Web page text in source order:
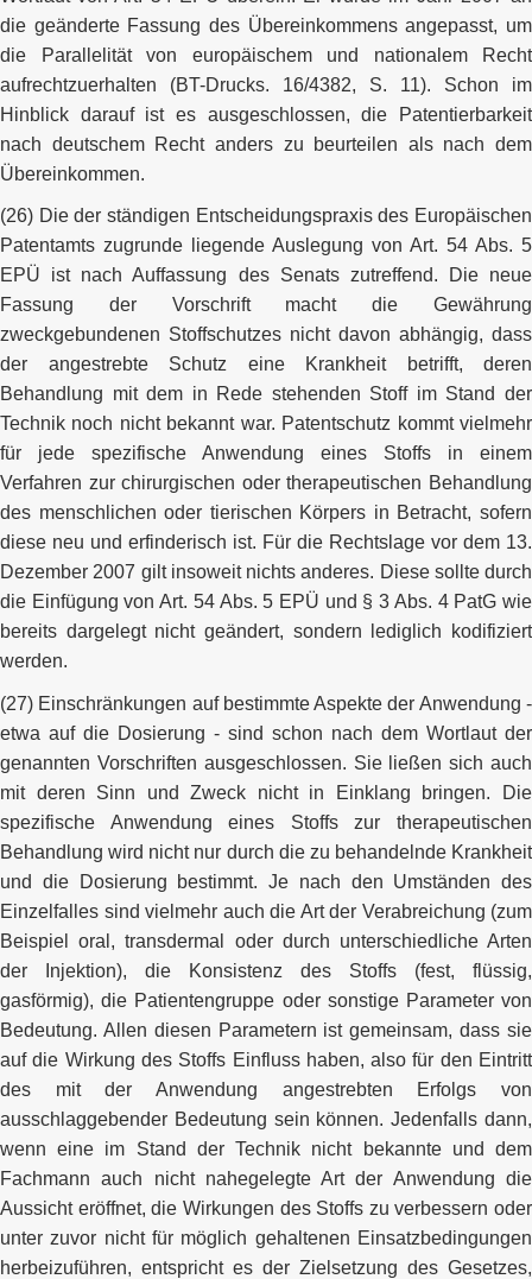
die geänderte Fassung des Übereinkommens angepasst, um
die Parallelität von europäischem und nationalem Recht
aufrechtzuerhalten (BT-Drucks. 16/4382, S. 11). Schon im
Hinblick darauf ist es ausgeschlossen, die Patentierbarkeit
nach deutschem Recht anders zu beurteilen als nach dem
Übereinkommen.
(26) Die der ständigen Entscheidungspraxis des Europäischen
Patentamts zugrunde liegende Auslegung von Art. 54 Abs. 5
EPÜ ist nach Auffassung des Senats zutreffend. Die neue
Fassung der Vorschrift macht die Gewährung
zweckgebundenen Stoffschutzes nicht davon abhängig, dass
der angestrebte Schutz eine Krankheit betrifft, deren
Behandlung mit dem in Rede stehenden Stoff im Stand der
Technik noch nicht bekannt war. Patentschutz kommt vielmehr
für jede spezifische Anwendung eines Stoffs in einem
Verfahren zur chirurgischen oder therapeutischen Behandlung
des menschlichen oder tierischen Körpers in Betracht, sofern
diese neu und erfinderisch ist. Für die Rechtslage vor dem 13.
Dezember 2007 gilt insoweit nichts anderes. Diese sollte durch
die Einfügung von Art. 54 Abs. 5 EPÜ und § 3 Abs. 4 PatG wie
bereits dargelegt nicht geändert, sondern lediglich kodifiziert
werden.
(27) Einschränkungen auf bestimmte Aspekte der Anwendung -
etwa auf die Dosierung - sind schon nach dem Wortlaut der
genannten Vorschriften ausgeschlossen. Sie ließen sich auch
mit deren Sinn und Zweck nicht in Einklang bringen. Die
spezifische Anwendung eines Stoffs zur therapeutischen
Behandlung wird nicht nur durch die zu behandelnde Krankheit
und die Dosierung bestimmt. Je nach den Umständen des
Einzelfalles sind vielmehr auch die Art der Verabreichung (zum
Beispiel oral, transdermal oder durch unterschiedliche Arten
der Injektion), die Konsistenz des Stoffs (fest, flüssig,
gasförmig), die Patientengruppe oder sonstige Parameter von
Bedeutung. Allen diesen Parametern ist gemeinsam, dass sie
auf die Wirkung des Stoffs Einfluss haben, also für den Eintritt
des mit der Anwendung angestrebten Erfolgs von
ausschlaggebender Bedeutung sein können. Jedenfalls dann,
wenn eine im Stand der Technik nicht bekannte und dem
Fachmann auch nicht nahegelegte Art der Anwendung die
Aussicht eröffnet, die Wirkungen des Stoffs zu verbessern oder
unter zuvor nicht für möglich gehaltenen Einsatzbedingungen
herbeizuführen, entspricht es der Zielsetzung des Gesetzes,